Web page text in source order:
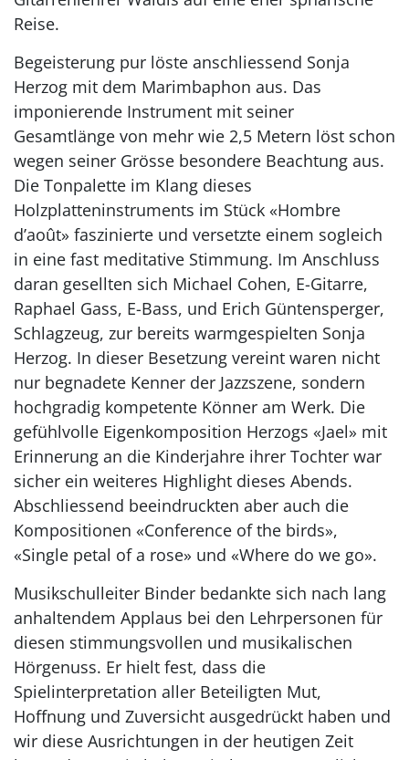
Reise.
Begeisterung pur löste anschliessend Sonja
Herzog mit dem Marimbaphon aus. Das
imponierende Instrument mit seiner
Gesamtlänge von mehr wie 2,5 Metern löst schon
wegen seiner Grösse besondere Beachtung aus.
Die Tonpalette im Klang dieses
Holzplatteninstruments im Stück «Hombre
d’août» faszinierte und versetzte einem sogleich
in eine fast meditative Stimmung. Im Anschluss
daran gesellten sich Michael Cohen, E-Gitarre,
Raphael Gass, E-Bass, und Erich Güntensperger,
Schlagzeug, zur bereits warmgespielten Sonja
Herzog. In dieser Besetzung vereint waren nicht
nur begnadete Kenner der Jazzszene, sondern
hochgradig kompetente Könner am Werk. Die
gefühlvolle Eigenkomposition Herzogs «Jael» mit
Erinnerung an die Kinderjahre ihrer Tochter war
sicher ein weiteres Highlight dieses Abends.
Abschliessend beeindruckten aber auch die
Kompositionen «Conference of the birds»,
«Single petal of a rose» und «Where do we go».
Musikschulleiter Binder bedankte sich nach lang
anhaltendem Applaus bei den Lehrpersonen für
diesen stimmungsvollen und musikalischen
Hörgenuss. Er hielt fest, dass die
Spielinterpretation aller Beteiligten Mut,
Hoffnung und Zuversicht ausgedrückt haben und
wir diese Ausrichtungen in der heutigen Zeit